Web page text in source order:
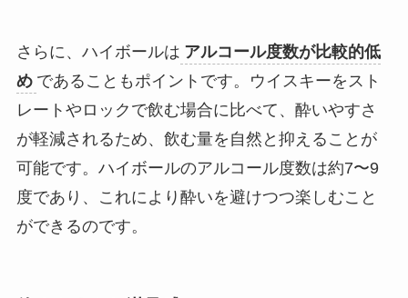
さらに、ハイボールは アルコール度数が比較的低
め であることもポイントです。ウイスキーをスト
レートやロックで飲む場合に比べて、酔いやすさ
が軽減されるため、飲む量を自然と抑えることが
可能です。ハイボールのアルコール度数は約7〜9
度であり、これにより酔いを避けつつ楽しむこと
ができるのです。